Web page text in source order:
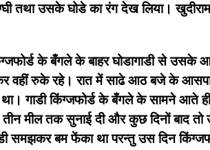
तथा उसके घोडे का रंग देख लिया।
के बँगले के बाहर घोडागाडी से उसके
वहीं रुके रहे। रात में साढे आठ बजे के
गाडी किंग्जफोर्ड के बँगले के सामने आते ही
मील तक सुनाई दी और कुछ दिनों बाद
समझकर बम फेंका था परन्तु उस दिन